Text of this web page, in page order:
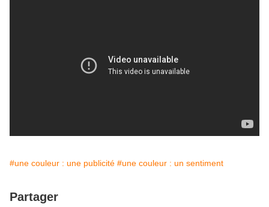
#une couleur : une publicité #une couleur : un sentiment
Partager